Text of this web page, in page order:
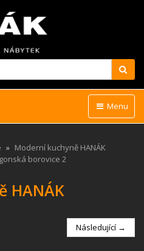
Menu
Moderní kuchyně HANÁK
borovice 2
HANÁK
Následující →